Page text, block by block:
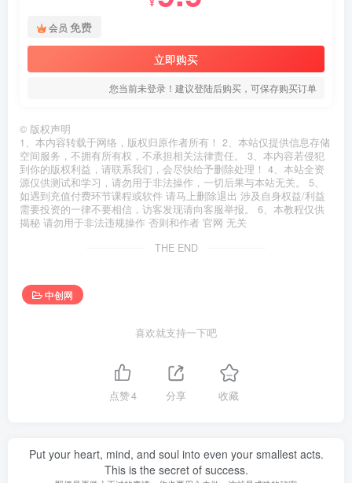
会员 免费
立即购买
您当前未登录！建议登陆后购买，可保存购买订单
© 版权声明
1、本内容转载于网络，版权归原作者所有！ 2、本站仅提供信息存储
空间服务，不拥有所有权，不承担相关法律责任。 3、本内容若侵犯
到你的版权利益，请联系我们，会尽快给予删除处理！ 4、本站全资
源仅供测试和学习，请勿用于非法操作，一切后果与本站无关。 5、
如遇到充值付费环节课程或软件 请马上删除退出 涉及自身权益/利益
需要投资的一律不要相信，访客发现请向客服举报。 6、本教程仅供
揭秘 请勿用于非法违规操作 否则和作者 官网 无关
THE END
中创网
喜欢就支持一下吧
点赞4 分享 收藏
Put your heart, mind, and soul into even your smallest acts.
This is the secret of success.